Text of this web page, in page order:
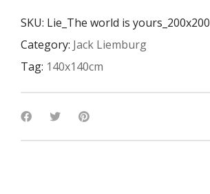
SKU: Lie_The world is yours_200x200
Category: Jack Liemburg
Tag: 140x140cm